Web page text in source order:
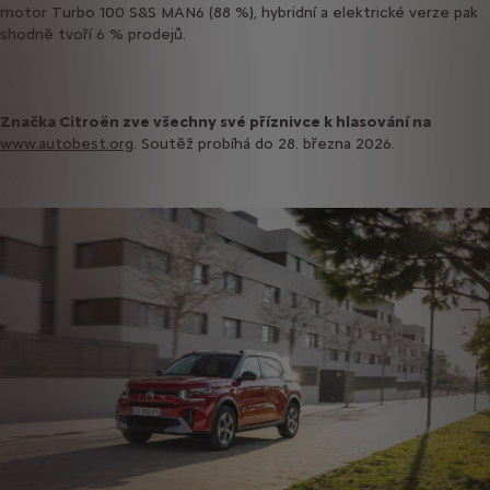
motor Turbo 100 S&S MAN6 (88 %), hybridní a elektrické verze pak
shodně tvoří 6 % prodejů.
Značka Citroën zve všechny své příznivce k hlasování na
www.autobest.org. Soutěž probíhá do 28. března 2026.